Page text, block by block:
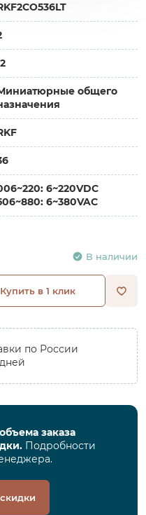
общего
6~220VDC
6~380VAC
В наличии
Купить в 1 клик
по России
заказа
Подробности